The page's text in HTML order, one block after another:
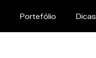
Portefólio Dicas